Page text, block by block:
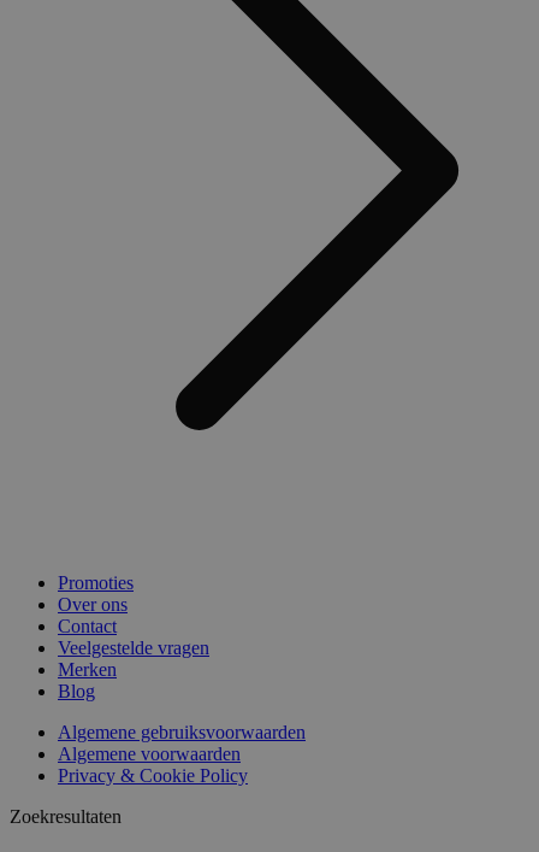
Promoties
Over ons
Contact
Veelgestelde vragen
Merken
Blog
Algemene gebruiksvoorwaarden
Algemene voorwaarden
Privacy & Cookie Policy
Zoekresultaten